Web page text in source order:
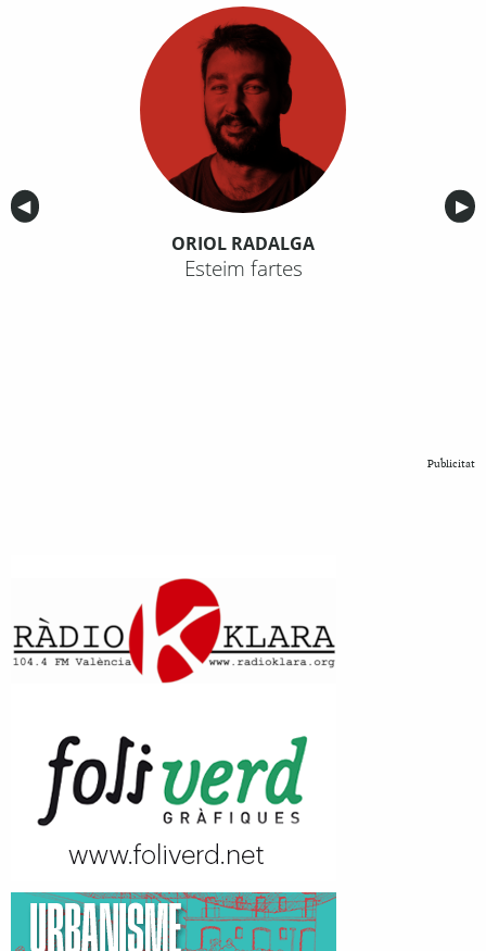
Anterior
◀︎ ▶︎
ORIOL RADALGA
Esteim fartes
Publicitat